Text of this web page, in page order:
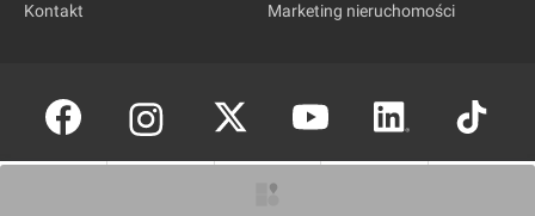
Kontakt Marketing nieruchomości